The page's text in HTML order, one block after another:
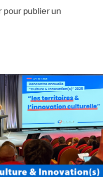
pour publier un